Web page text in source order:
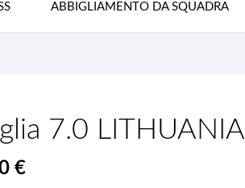
ABBIGLIAMENTO DA SQUADRA
7.0 LITHUANIA
€